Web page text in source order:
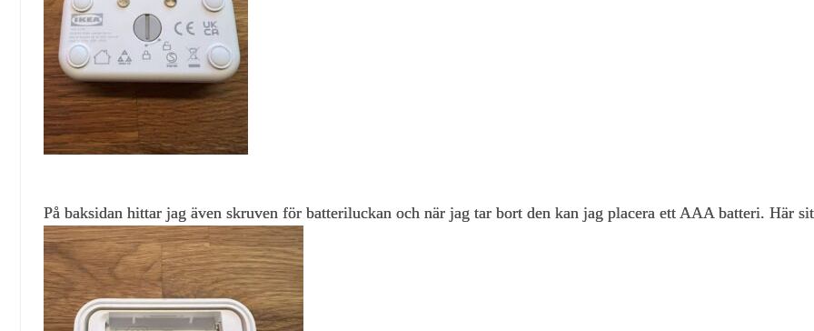
På baksidan hittar jag även skruven för batteriluckan och när jag tar bort den kan jag placera ett AAA batteri. Här